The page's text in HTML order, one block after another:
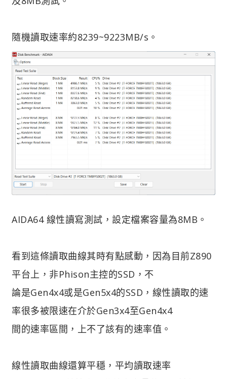
隨機讀取速率約8239~9223MB/s。
AIDA64 線性讀寫測試，設定檔案容量為8MB。
看到這條讀取曲線其時有點感動，因為目前Z890
平台上，非Phison主控的SSD，不
論是Gen4x4或是Gen5x4的SSD，線性讀取的速
率很多被限速在介於Gen3x4至Gen4x4
間的速率區間，上不了該有的速率值。
線性讀取曲線還算平穩，平均讀取速率